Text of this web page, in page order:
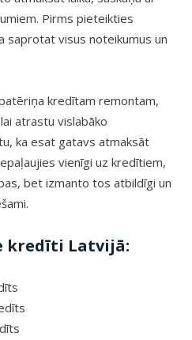
Pirms pieteikties
saprotat visus noteikumus un
kredītam remontam,
atrastu vislabāko
ka esat gatavs atmaksāt
vienīgi uz kredītiem,
bet izmanto tos atbildīgi un
kredīti Latvijā: